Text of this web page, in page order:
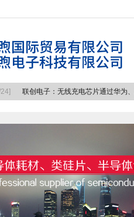
联创电子：无线充电芯片通过华为